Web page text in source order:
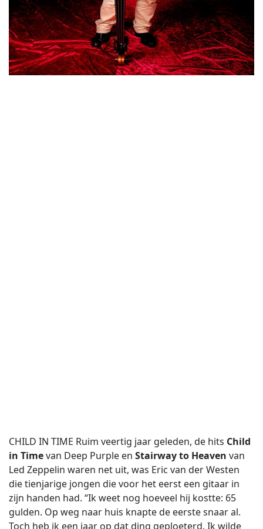
CHILD IN TIME Ruim veertig jaar geleden, de hits Child
in Timevan Deep Purple en Stairway to Heaven van
Led Zeppelin waren net uit, was Eric van der Westen
die tienjarige jongen die voor het eerst een gitaar in
zijn handen had. “Ik weet nog hoeveel hij kostte: 65
gulden. Op weg naar huis knapte de eerste snaar al.
Toch heb ik een jaar op dat ding geploeterd. Ik wilde